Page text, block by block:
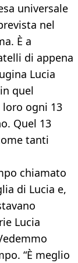
universale
nel
È a
di appena
Lucia
quel
loro ogni 13
Quel 13
tanti
chiamato
di Lucia e,
Lucia
“È meglio